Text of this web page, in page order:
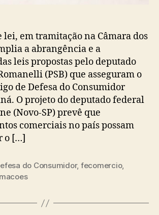
lei, em tramitação na Câmara dos
a abrangência e a
leis propostas pelo deputado
(PSB) que asseguram o
de Defesa do Consumidor
O projeto do deputado federal
(Novo-SP) prevê que
comerciais no país possam
o […]
do Consumidor, fecomercio,